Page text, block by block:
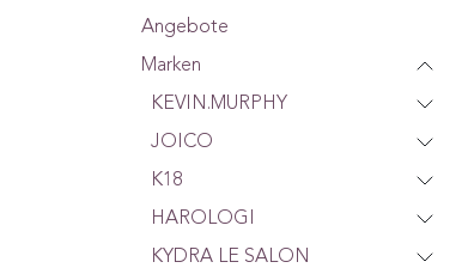
Angebote
Marken
KEVIN.MURPHY
JOICO
K18
HAROLOGI
KYDRA LE SALON